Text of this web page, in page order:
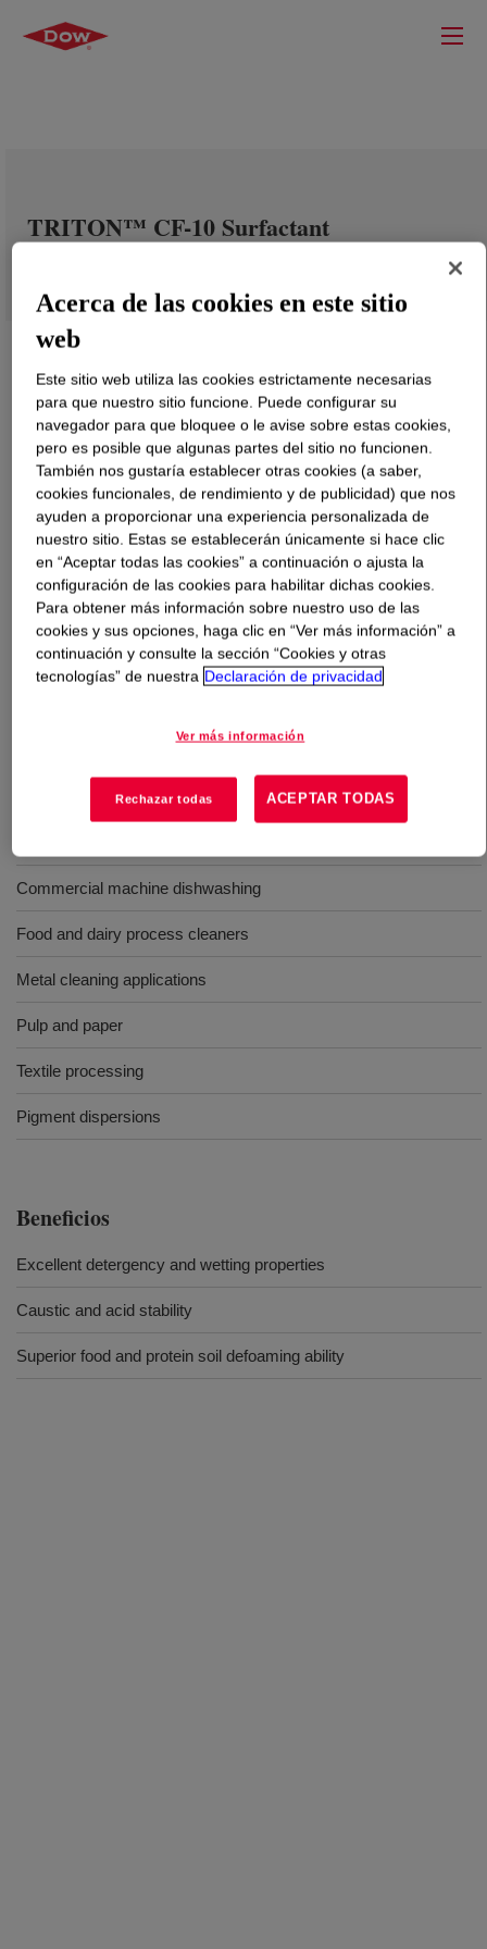
TRITON™ CF-10 Surfactant
Qué esTRITON™ CF-10 Surfactant?
A noionic surfactant demonstrating excellent low foam
wetting and detergency properties. It has good alkaline
and acid stability, including oxidizing conditions. Its main
application areas include food soil defoaming in machine
Commercial machine dishwashing
Food and dairy process cleaners
Metal cleaning applications
Pulp and paper
Textile processing
Pigment dispersions
Beneficios
Excellent detergency and wetting properties
Caustic and acid stability
Superior food and protein soil defoaming ability
Acerca de las cookies en este sitio
web
Este sitio web utiliza las cookies estrictamente necesarias
para que nuestro sitio funcione. Puede configurar su
navegador para que bloquee o le avise sobre estas cookies,
pero es posible que algunas partes del sitio no funcionen.
También nos gustaría establecer otras cookies (a saber,
cookies funcionales, de rendimiento y de publicidad) que nos
ayuden a proporcionar una experiencia personalizada de
nuestro sitio. Estas se establecerán únicamente si hace clic
en “Aceptar todas las cookies” a continuación o ajusta la
configuración de las cookies para habilitar dichas cookies.
Para obtener más información sobre nuestro uso de las
cookies y sus opciones, haga clic en “Ver más información” a
continuación y consulte la sección “Cookies y otras
tecnologías” de nuestra Declaración de privacidad
Ver más información
Rechazar todas ACEPTAR TODAS